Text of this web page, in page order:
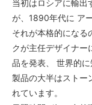
当初はロシアに輸出
が、1890年代に ア
それが本格的にな
クが主任デザイナー
品を発表、 世界的に
製品の大半はストー
れています。